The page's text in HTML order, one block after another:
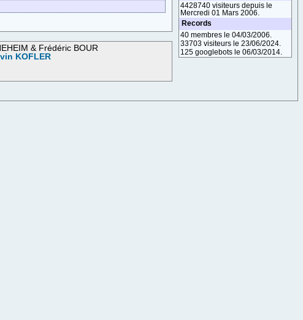
& Frédéric BOUR
KOFLER
4428740 visiteurs depuis le
Mercredi 01 Mars 2006.
Records
40 membres le 04/03/2006.
33703 visiteurs le 23/06/2024.
125 googlebots le 06/03/2014.